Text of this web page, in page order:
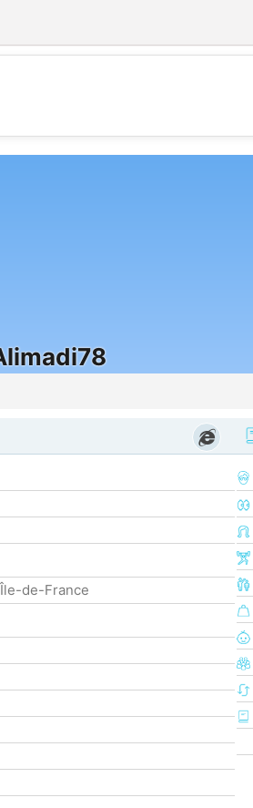
Île-de-France